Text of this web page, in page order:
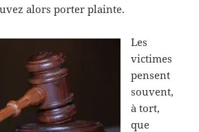
alors porter plainte.
Les
victimes
pensent
souvent,
à tort,
que